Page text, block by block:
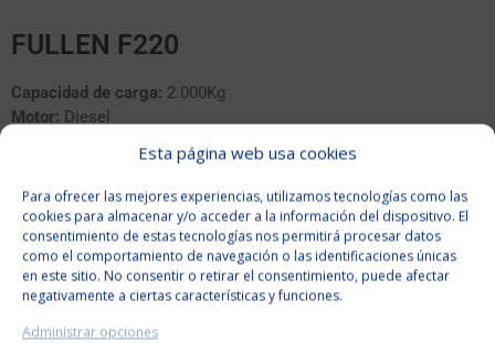
Esta página web usa cookies
Para ofrecer las mejores experiencias, utilizamos tecnologías como las
cookies para almacenar y/o acceder a la información del dispositivo. El
consentimiento de estas tecnologías nos permitirá procesar datos
como el comportamiento de navegación o las identificaciones únicas
en este sitio. No consentir o retirar el consentimiento, puede afectar
negativamente a ciertas características y funciones.
Administrar opciones
FULLEN F220
Capacidad de carga: 2.000Kg
Motor: Diesel
Semi Todo Terreno
Desplazador lateral:Sí
Tipo de cabina:Cerrada
Tipo de chasis: Articulado
MÁS INFORMACIÓN